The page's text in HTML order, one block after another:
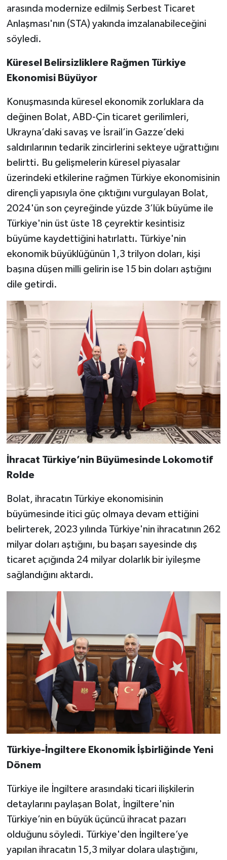
arasında modernize edilmiş Serbest Ticaret
Anlaşması'nın (STA) yakında imzalanabileceğini
söyledi.
Küresel Belirsizliklere Rağmen Türkiye
Ekonomisi Büyüyor
Konuşmasında küresel ekonomik zorluklara da
değinen Bolat, ABD-Çin ticaret gerilimleri,
Ukrayna’daki savaş ve İsrail’in Gazze’deki
saldırılarının tedarik zincirlerini sekteye uğrattığını
belirtti. Bu gelişmelerin küresel piyasalar
üzerindeki etkilerine rağmen Türkiye ekonomisinin
dirençli yapısıyla öne çıktığını vurgulayan Bolat,
2024'ün son çeyreğinde yüzde 3’lük büyüme ile
Türkiye'nin üst üste 18 çeyrektir kesintisiz
büyüme kaydettiğini hatırlattı. Türkiye'nin
ekonomik büyüklüğünün 1,3 trilyon doları, kişi
başına düşen milli gelirin ise 15 bin doları aştığını
dile getirdi.
İhracat Türkiye’nin Büyümesinde Lokomotif
Rolde
Bolat, ihracatın Türkiye ekonomisinin
büyümesinde itici güç olmaya devam ettiğini
belirterek, 2023 yılında Türkiye'nin ihracatının 262
milyar doları aştığını, bu başarı sayesinde dış
ticaret açığında 24 milyar dolarlık bir iyileşme
sağlandığını aktardı.
Türkiye-İngiltere Ekonomik İşbirliğinde Yeni
Dönem
Türkiye ile İngiltere arasındaki ticari ilişkilerin
detaylarını paylaşan Bolat, İngiltere'nin
Türkiye’nin en büyük üçüncü ihracat pazarı
olduğunu söyledi. Türkiye'den İngiltere’ye
yapılan ihracatın 15,3 milyar dolara ulaştığını,